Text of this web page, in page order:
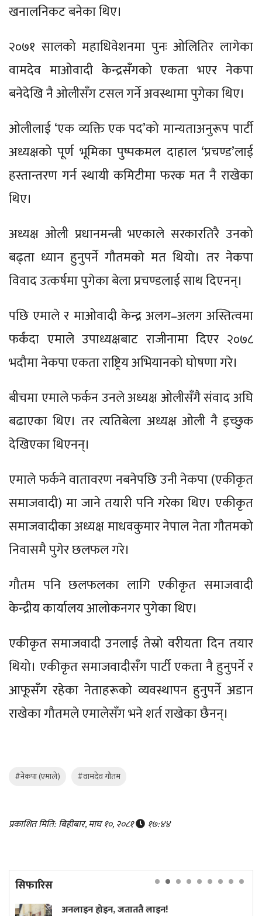
खनालनिकट बनेका थिए।
२०७१ सालको महाधिवेशनमा पुनः ओलितिर लागेका
वामदेव माओवादी केन्द्रसँगको एकता भएर नेकपा
बनेदेखि नै ओलीसँग टसल गर्ने अवस्थामा पुगेका थिए।
ओलीलाई ‘एक व्यक्ति एक पद’को मान्यताअनुरूप पार्टी
अध्यक्षको पूर्ण भूमिका पुष्पकमल दाहाल ‘प्रचण्ड’लाई
हस्तान्तरण गर्न स्थायी कमिटीमा फरक मत नै राखेका
थिए।
अध्यक्ष ओली प्रधानमन्त्री भएकाले सरकारतिरै उनको
बढ्ता ध्यान हुनुपर्ने गौतमको मत थियो। तर नेकपा
विवाद उत्कर्षमा पुगेका बेला प्रचण्डलाई साथ दिएनन्।
पछि एमाले र माओवादी केन्द्र अलग–अलग अस्तित्वमा
फर्कंदा एमाले उपाध्यक्षबाट राजीनामा दिएर २०७८
भदौमा नेकपा एकता राष्ट्रिय अभियानको घोषणा गरे।
बीचमा एमाले फर्कन उनले अध्यक्ष ओलीसँगै संवाद अघि
बढाएका थिए। तर त्यतिबेला अध्यक्ष ओली नै इच्छुक
देखिएका थिएनन्।
एमाले फर्कने वातावरण नबनेपछि उनी नेकपा (एकीकृत
समाजवादी) मा जाने तयारी पनि गरेका थिए। एकीकृत
समाजवादीका अध्यक्ष माधवकुमार नेपाल नेता गौतमको
निवासमै पुगेर छलफल गरे।
गौतम पनि छलफलका लागि एकीकृत समाजवादी
केन्द्रीय कार्यालय आलोकनगर पुगेका थिए।
एकीकृत समाजवादी उनलाई तेस्रो वरीयता दिन तयार
थियो। एकीकृत समाजवादीसँग पार्टी एकता नै हुनुपर्ने र
आफूसँग रहेका नेताहरूको व्यवस्थापन हुनुपर्ने अडान
राखेका गौतमले एमालेसँग भने शर्त राखेका छैनन्।
#नेकपा (एमाले) #वामदेव गौतम
प्रकाशित मिति: बिहीबार, माघ १०, २०८१ १७:४४
सिफारिस
लाइन!